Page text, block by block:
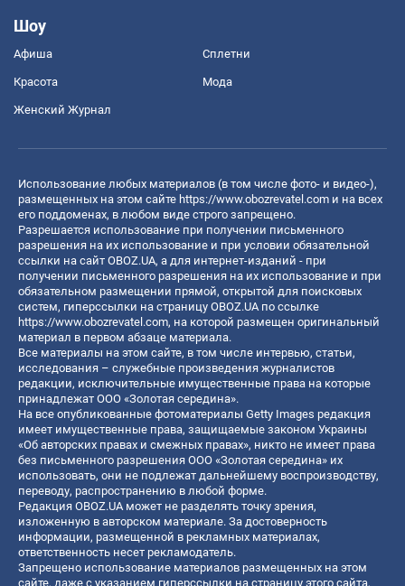
Шоу
Афиша Сплетни
Красота Мода
Женский Журнал
Использование любых материалов (в том числе фото- и видео-),
размещенных на этом сайте https://www.obozrevatel.com и на всех
его поддоменах, в любом виде строго запрещено.
Разрешается использование при получении письменного
разрешения на их использование и при условии обязательной
ссылки на сайт OBOZ.UA, а для интернет-изданий - при
получении письменного разрешения на их использование и при
обязательном размещении прямой, открытой для поисковых
систем, гиперссылки на страницу OBOZ.UA по ссылке
https://www.obozrevatel.com, на которой размещен оригинальный
материал в первом абзаце материала.
Все материалы на этом сайте, в том числе интервью, статьи,
исследования – служебные произведения журналистов
редакции, исключительные имущественные права на которые
принадлежат ООО «Золотая середина».
На все опубликованные фотоматериалы Getty Images редакция
имеет имущественные права, защищаемые законом Украины
«Об авторских правах и смежных правах», никто не имеет права
без письменного разрешения ООО «Золотая середина» их
использовать, они не подлежат дальнейшему воспроизводству,
переводу, распространению в любой форме.
Редакция OBOZ.UA может не разделять точку зрения,
изложенную в авторском материале. За достоверность
информации, размещенной в рекламных материалах,
ответственность несет рекламодатель.
Запрещено использование материалов размещенных на этом
сайте, даже с указанием гиперссылки на страницу этого сайта,